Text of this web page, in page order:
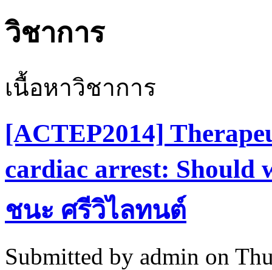
วิชาการ
เนื้อหาวิชาการ
[ACTEP2014]
cardiac arrest: Should
ชนะ ศรีวิไลทนต์
Submitted by admin on